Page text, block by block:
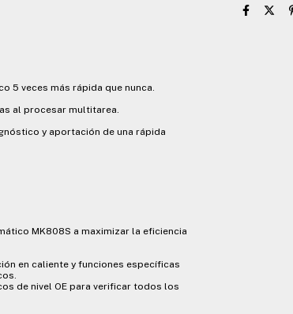
5 veces más rápida que nunca.
al procesar multitarea.
y aportación de una rápida
MK808S a maximizar la eficiencia
en caliente y funciones específicas
de nivel OE para verificar todos los